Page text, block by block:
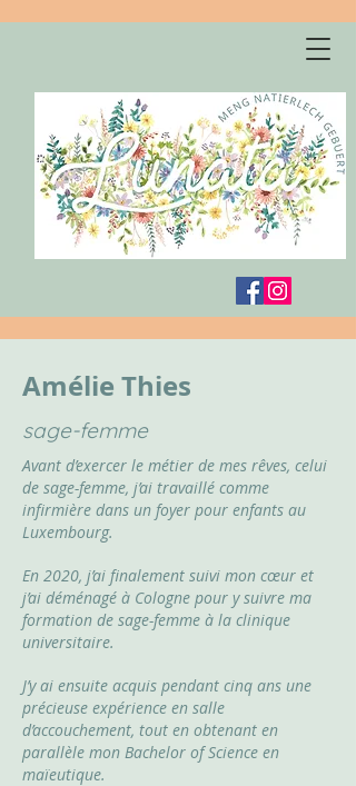
Amélie Thies
sage-femme
Avant d’exercer le métier de mes rêves, celui
de sage-femme, j’ai travaillé comme
infirmière dans un foyer pour enfants au
Luxembourg.
En 2020, j’ai finalement suivi mon cœur et
j’ai déménagé à Cologne pour y suivre ma
formation de sage-femme à la clinique
universitaire.
J’y ai ensuite acquis pendant cinq ans une
précieuse expérience en salle
d’accouchement, tout en obtenant en
parallèle mon Bachelor of Science en
maïeutique.